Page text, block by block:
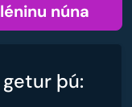
núna
þú: